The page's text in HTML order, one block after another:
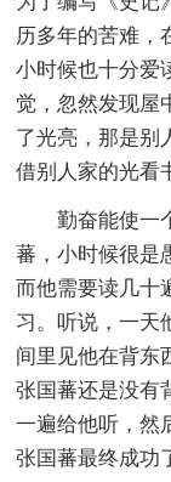
历多年的苦难，
小时候也十分爱
觉，忽然发现屋
了光亮，那是别
借别人家的光看
勤奋能使一个
蕃，小时候很是
而他需要读几十
习。听说，一天
间里见他在背东
张国蕃还是没有
一遍给他听，然
张国蕃最终成功